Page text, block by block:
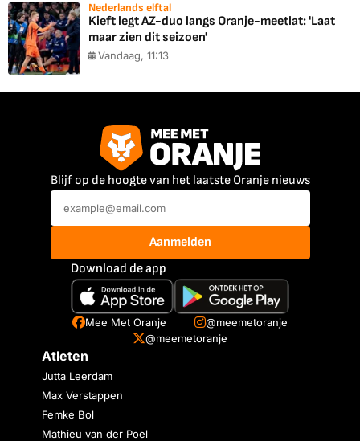
Nederlands elftal
Kieft legt AZ-duo langs Oranje-meetlat: 'Laat
maar zien dit seizoen'
Vandaag, 11:13
Blijf op de hoogte van het laatste Oranje nieuws
Aanmelden
Download de app
Mee Met Oranje
@meemetoranje
@meemetoranje
Atleten
Jutta Leerdam
Max Verstappen
Femke Bol
Mathieu van der Poel